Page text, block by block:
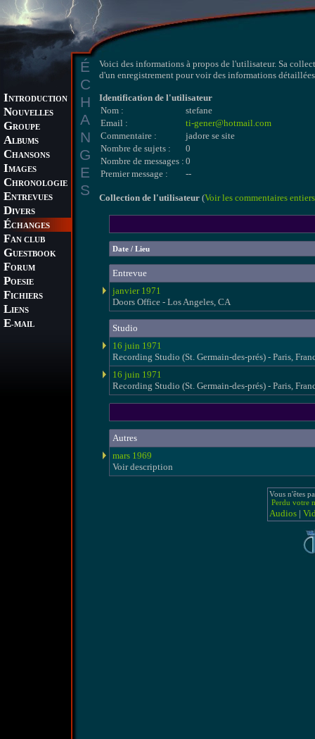
INTRODUCTION
NOUVELLES
GROUPE
ALBUMS
CHANSONS
IMAGES
CHRONOLOGIE
ENTREVUES
DIVERS
ÉCHANGES
FAN CLUB
GUESTBOOK
FORUM
POESIE
FICHIERS
LIENS
E-MAIL
É
C
H
A
N
G
E
S
Voici des informations à propos de l'utilisateur. Sa
d'un enregistrement pour voir des informations
Identification de l'utilisateur
Nom :
stefane
Email :
ti-gener@hotmail.com
Commentaire :
jadore se site
Nombre de sujets :
0
Nombre de messages : 0
Premier message :
--
Collection de l'utilisateur (Voir les commentaires entiers
Date / Lieu
Entrevue
janvier 1971
Doors Office - Los Angeles, CA
Studio
16 juin 1971
Recording Studio (St. Germain-des-prés) - Paris,
16 juin 1971
Recording Studio (St. Germain-des-prés) - Paris,
Autres
mars 1969
Voir description
Vous n'êtes
Perdu votre
Audios|